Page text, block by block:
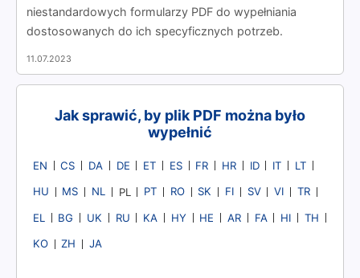
niestandardowych formularzy PDF do wypełniania
dostosowanych do ich specyficznych potrzeb.
11.07.2023
Jak sprawić, by plik PDF można było
wypełnić
EN CS DA DE ET ES FR HR ID IT LT
HU MS NL PL PT RO SK FI SV VI TR
EL BG UK RU KA HY HE AR FA HI TH
KO ZH JA